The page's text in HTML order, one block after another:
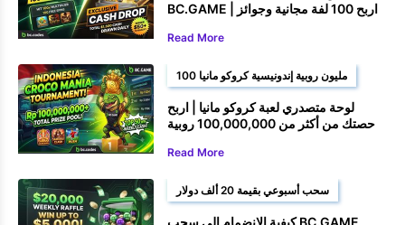
BC.GAME | اربح 100 لفة مجانية وجوائز
Read More
100 مليون روبية إندونيسية كروكو مانيا
لوحة متصدري لعبة كروكو مانيا | اربح
حصتك من أكثر من 100,000,000 روبية
Read More
سحب أسبوعي بقيمة 20 ألف دولار
كيفية الانضمام إلى سحب BC.GAME